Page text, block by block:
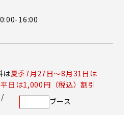
16:00
は夏季7月27日～8月31日は
日は1,000円（税込）割引
/
ブース